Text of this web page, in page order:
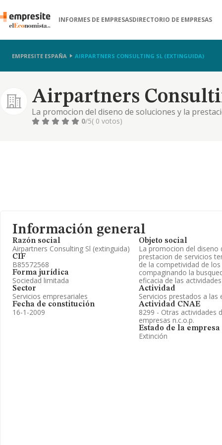
INFORMES DE EMPRESASDIRECTORIO DE EMPRESAS
EMPRESITE ESPAÑA AIRPARTNERS CONSULTING SL (EXTINGUIDA)
Airpartners
La promocion del diseno de soluciones y la
competividad de los aeropuertos compaginando la
0/5( 0 votos)
Información general
Razón social
Airpartners Consulting Sl (extinguida)
CIF
B85572568
Forma jurídica
Sociedad limitada
Sector
Servicios empresariales
Fecha de constitución
16-1-2009
Objeto social
La promocion del diseno
prestacion de servicios
de la competividad de
compaginando la
eficacia de las
Actividad
Servicios prestados a las
Actividad CNAE
8299 - Otras actividades
empresas n.c.o.p.
Estado de la empresa
Extinción